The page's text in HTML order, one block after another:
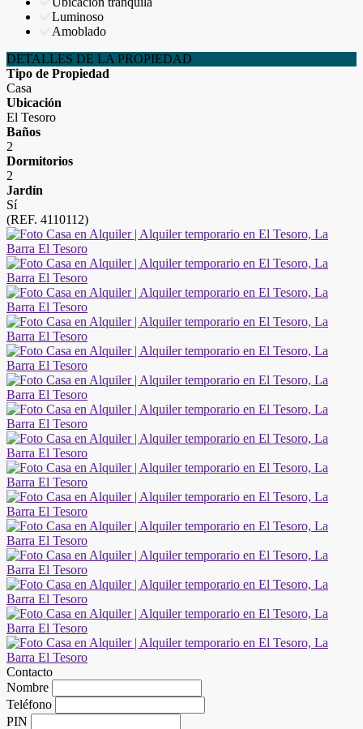
Luminoso
Amoblado
DETALLES DE LA PROPIEDAD
Tipo de Propiedad
Casa
Ubicación
El Tesoro
Baños
2
Dormitorios
2
Jardín
Sí
(REF. 4110112)
Contacto
Nombre
Teléfono
PIN